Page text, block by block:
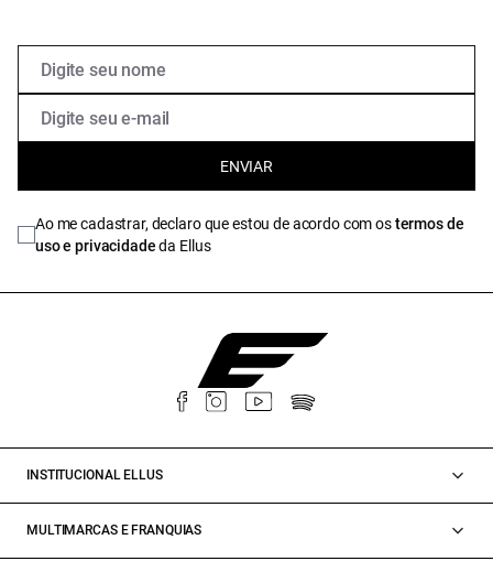
ENVIAR
Ao me cadastrar, declaro que estou de acordo com ostermos de
uso e privacidadeda Ellus
INSTITUCIONAL ELLUS
MULTIMARCAS E FRANQUIAS